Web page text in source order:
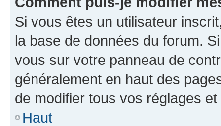
Si vous êtes un utilisateur
la base de données du forum.
vous sur votre panneau de
généralement en haut des
de modifier tous vos réglages
Haut